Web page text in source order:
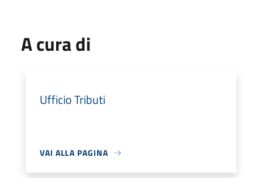
A cura di
Ufficio Tributi
VAI ALLA PAGINA